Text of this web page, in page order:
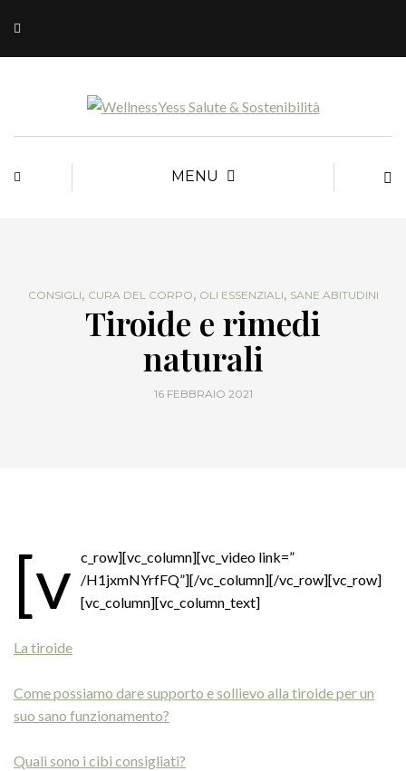
MENU
CONSIGLI, CURA DEL CORPO, OLI ESSENZIALI, SANE ABITUDINI
Tiroide e rimedi
naturali
16 FEBBRAIO 2021
[v c_row][vc_column][vc_video link=”
/H1jxmNYrfFQ”][/vc_column][/vc_row][vc_row]
[vc_column][vc_column_text]
La tiroide
Come possiamo dare supporto e sollievo alla tiroide per un
suo sano funzionamento?
Quali sono i cibi consigliati?